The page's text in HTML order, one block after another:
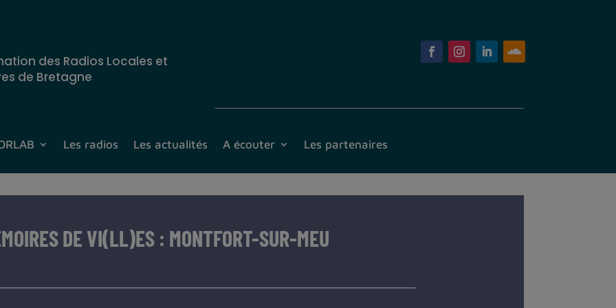
des Radios Locales et
de Bretagne
Les radios Les actualités A écouter Les partenaires
DE VI(LL)ES : MONTFORT-SUR-MEU